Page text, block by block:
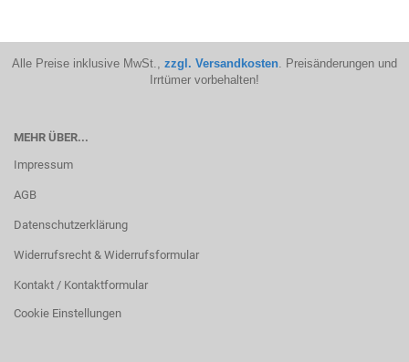
Alle Preise inklusive MwSt., zzgl. Versandkosten . Preisänderungen und
Irrtümer vorbehalten!
MEHR ÜBER...
Impressum
AGB
Datenschutzerklärung
Widerrufsrecht & Widerrufsformular
Kontakt / Kontaktformular
Cookie Einstellungen